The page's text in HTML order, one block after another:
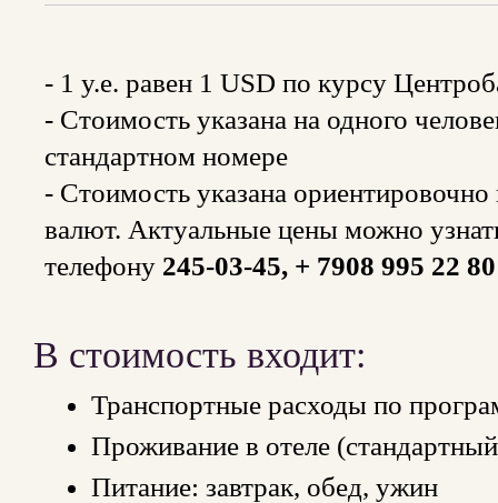
- 1 y.e. равен 1 USD по курсу
- Стоимость указана на одного
стандартном номере
- Стоимость указана ориентировочно
валют. Актуальные цены можно
телефону 245-03-45, + 7908 995 22
В стоимость входит:
Транспортные расходы по
Проживание в отеле
Питание: завтрак, обед, ужин